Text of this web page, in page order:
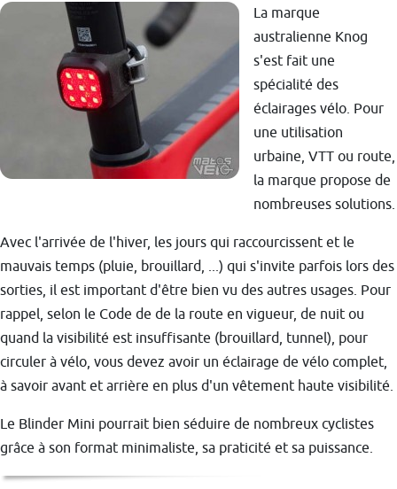
La marque
australienne Knog
s'est fait une
spécialité des
éclairages vélo. Pour
une utilisation
urbaine, VTT ou route,
la marque propose de
nombreuses solutions.
Avec l'arrivée de l'hiver, les jours qui raccourcissent et le
mauvais temps (pluie, brouillard, ...) qui s'invite parfois lors des
sorties, il est important d'être bien vu des autres usages. Pour
rappel, selon le Code de de la route en vigueur, de nuit ou
quand la visibilité est insuffisante (brouillard, tunnel), pour
circuler à vélo, vous devez avoir un éclairage de vélo complet,
à savoir avant et arrière en plus d'un vêtement haute visibilité.
Le Blinder Mini pourrait bien séduire de nombreux cyclistes
grâce à son format minimaliste, sa praticité et sa puissance.